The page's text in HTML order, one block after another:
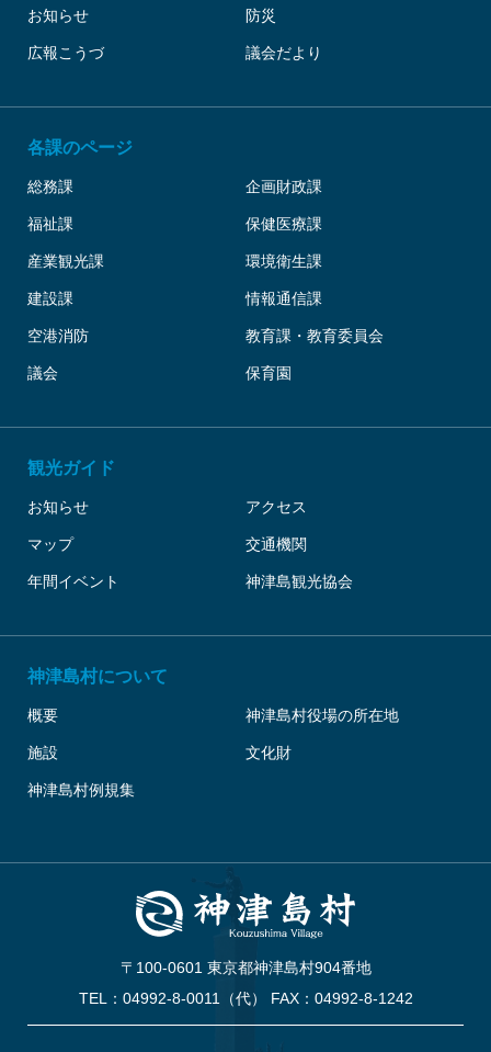
お知らせ 防災
広報こうづ 議会だより
各課のページ
総務課 企画財政課
福祉課 保健医療課
産業観光課 環境衛生課
建設課 情報通信課
空港消防 教育課・教育委員会
議会 保育園
観光ガイド
お知らせ アクセス
マップ 交通機関
年間イベント 神津島観光協会
神津島村について
概要 神津島村役場の所在地
施設 文化財
神津島村例規集
〒100-0601 東京都神津島村904番地
TEL：04992-8-0011（代） FAX：04992-8-1242